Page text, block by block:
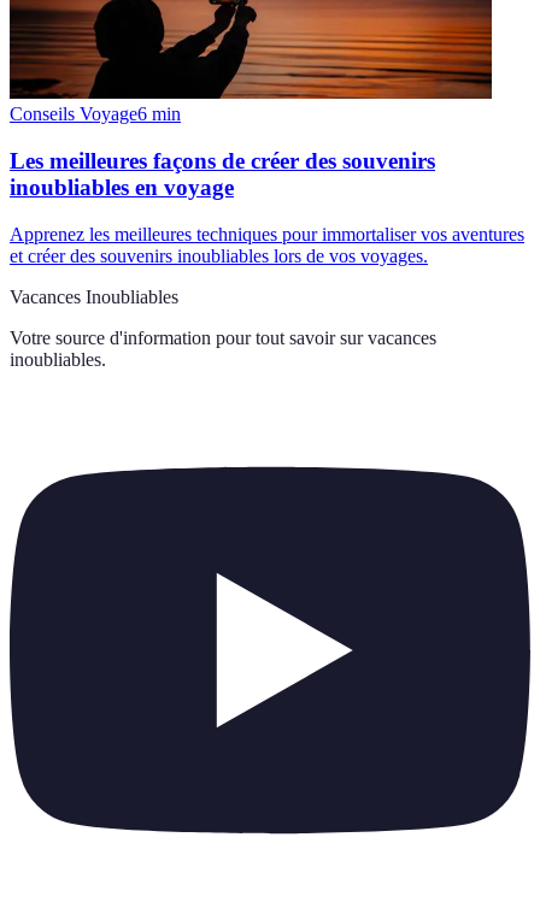
Conseils Voyage6 min
Les meilleures façons de créer des souvenirs
inoubliables en voyage
Apprenez les meilleures techniques pour immortaliser vos aventures
et créer des souvenirs inoubliables lors de vos voyages.
Vacances Inoubliables
Votre source d'information pour tout savoir sur vacances
inoubliables.